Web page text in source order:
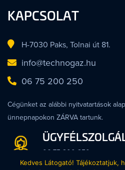
KAPCSOLAT
H-7030 Paks, Tolnai út 81.
info@technogaz.hu
06 75 200 250
Cégünket az alábbi nyitvatartások
ünnepnapokon ZÁRVA tartunk.
06 75 200 250
Hétfő - Péntek 8:00 -
Kedves Látogató! Tájékoztatjuk,